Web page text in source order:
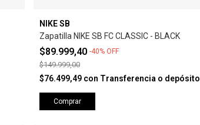
NIKE SB
Zapatilla NIKE SB FC CLASSIC - BLACK
$89.999,40 -40% OFF
$149.999,00
$76.499,49 con Transferencia o depósito
Comprar